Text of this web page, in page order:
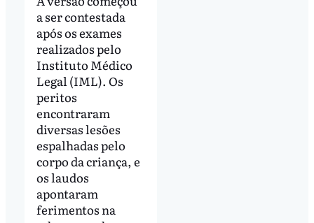
a ser contestada
após os exames
realizados pelo
Instituto Médico
Legal (IML). Os
peritos
encontraram
diversas lesões
espalhadas pelo
corpo da criança, e
os laudos
apontaram
ferimentos na